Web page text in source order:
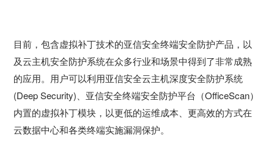
目前，包含虚拟补丁技术的亚信安全终端安全防护产品，以
及云主机安全防护系统在众多行业和场景中得到了非常成熟
的应用。用户可以利用亚信安全云主机深度安全防护系统
(Deep Security)、亚信安全终端安全防护平台（OfficeScan）
内置的虚拟补丁模块，以更低的运维成本、更高效的方式在
云数据中心和各类终端实施漏洞保护。